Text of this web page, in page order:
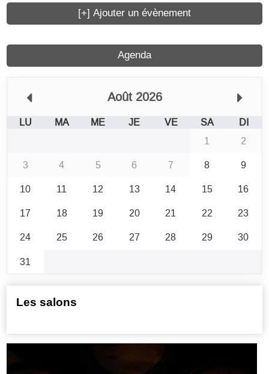
Agenda
Août 2026
LU MA ME JE VE SA
DI
1
2
3
4 5 6 7 8
9
10
11 12 13 14 15
16
17
18 19 20 21 22
23
24
25 26 27 28 29
30
31
[+] Ajouter un évènement
Les salons